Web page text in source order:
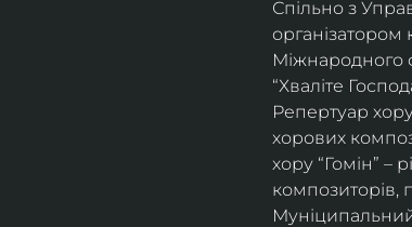
Спільно з
організатором
Міжнародного
“Хваліте
Репертуар
хорових
хору “Гомін” –
композиторів,
Муніципальний